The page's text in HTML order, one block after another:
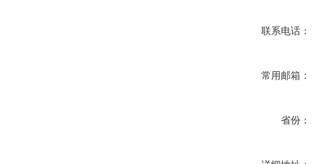
联系电话：
常用邮箱：
省份：